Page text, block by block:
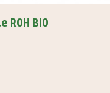
ROH BIO